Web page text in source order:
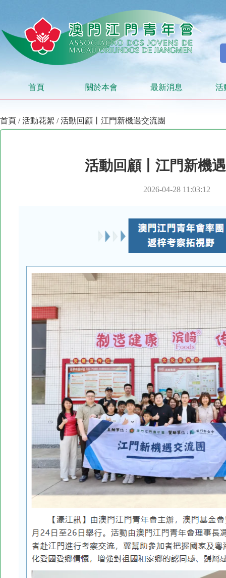
首頁 關於本會 最新消息 活
首頁 /活動花絮 / 活動回顧丨江門新機遇交流團
活動回顧丨江門新機
2026-04-28 11:03:12